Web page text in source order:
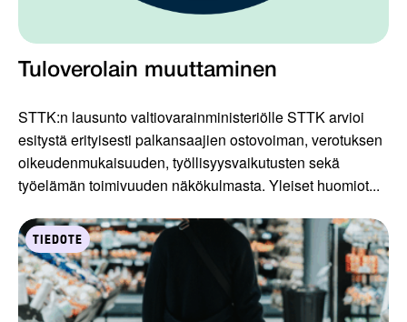
Tuloverolain muuttaminen
STTK:n lausunto valtiovarainministeriölle STTK arvioi
esitystä erityisesti palkansaajien ostovoiman, verotuksen
oikeudenmukaisuuden, työllisyysvaikutusten sekä
työelämän toimivuuden näkökulmasta. Yleiset huomiot...
TIEDOTE